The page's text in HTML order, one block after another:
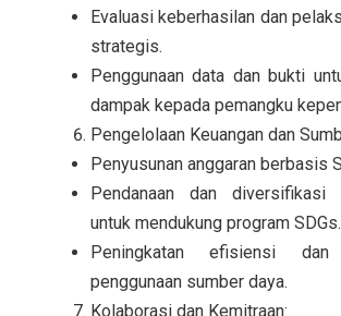
Evaluasi keberhasilan dan
strategis.
Penggunaan data dan bukti
dampak kepada pemangku
Pengelolaan Keuangan dan
Penyusunan anggaran berbasis
Pendanaan dan diversifikasi
untuk mendukung program SDGs.
Peningkatan efisiensi dan
penggunaan sumber daya.
Kolaborasi dan Kemitraan: